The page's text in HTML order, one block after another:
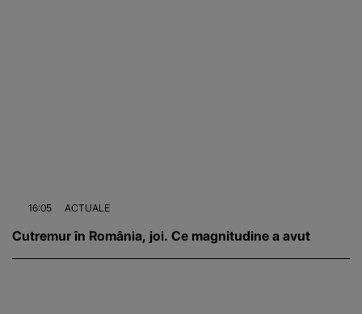
16:05 ACTUALE
Cutremur în România, joi. Ce magnitudine a avut